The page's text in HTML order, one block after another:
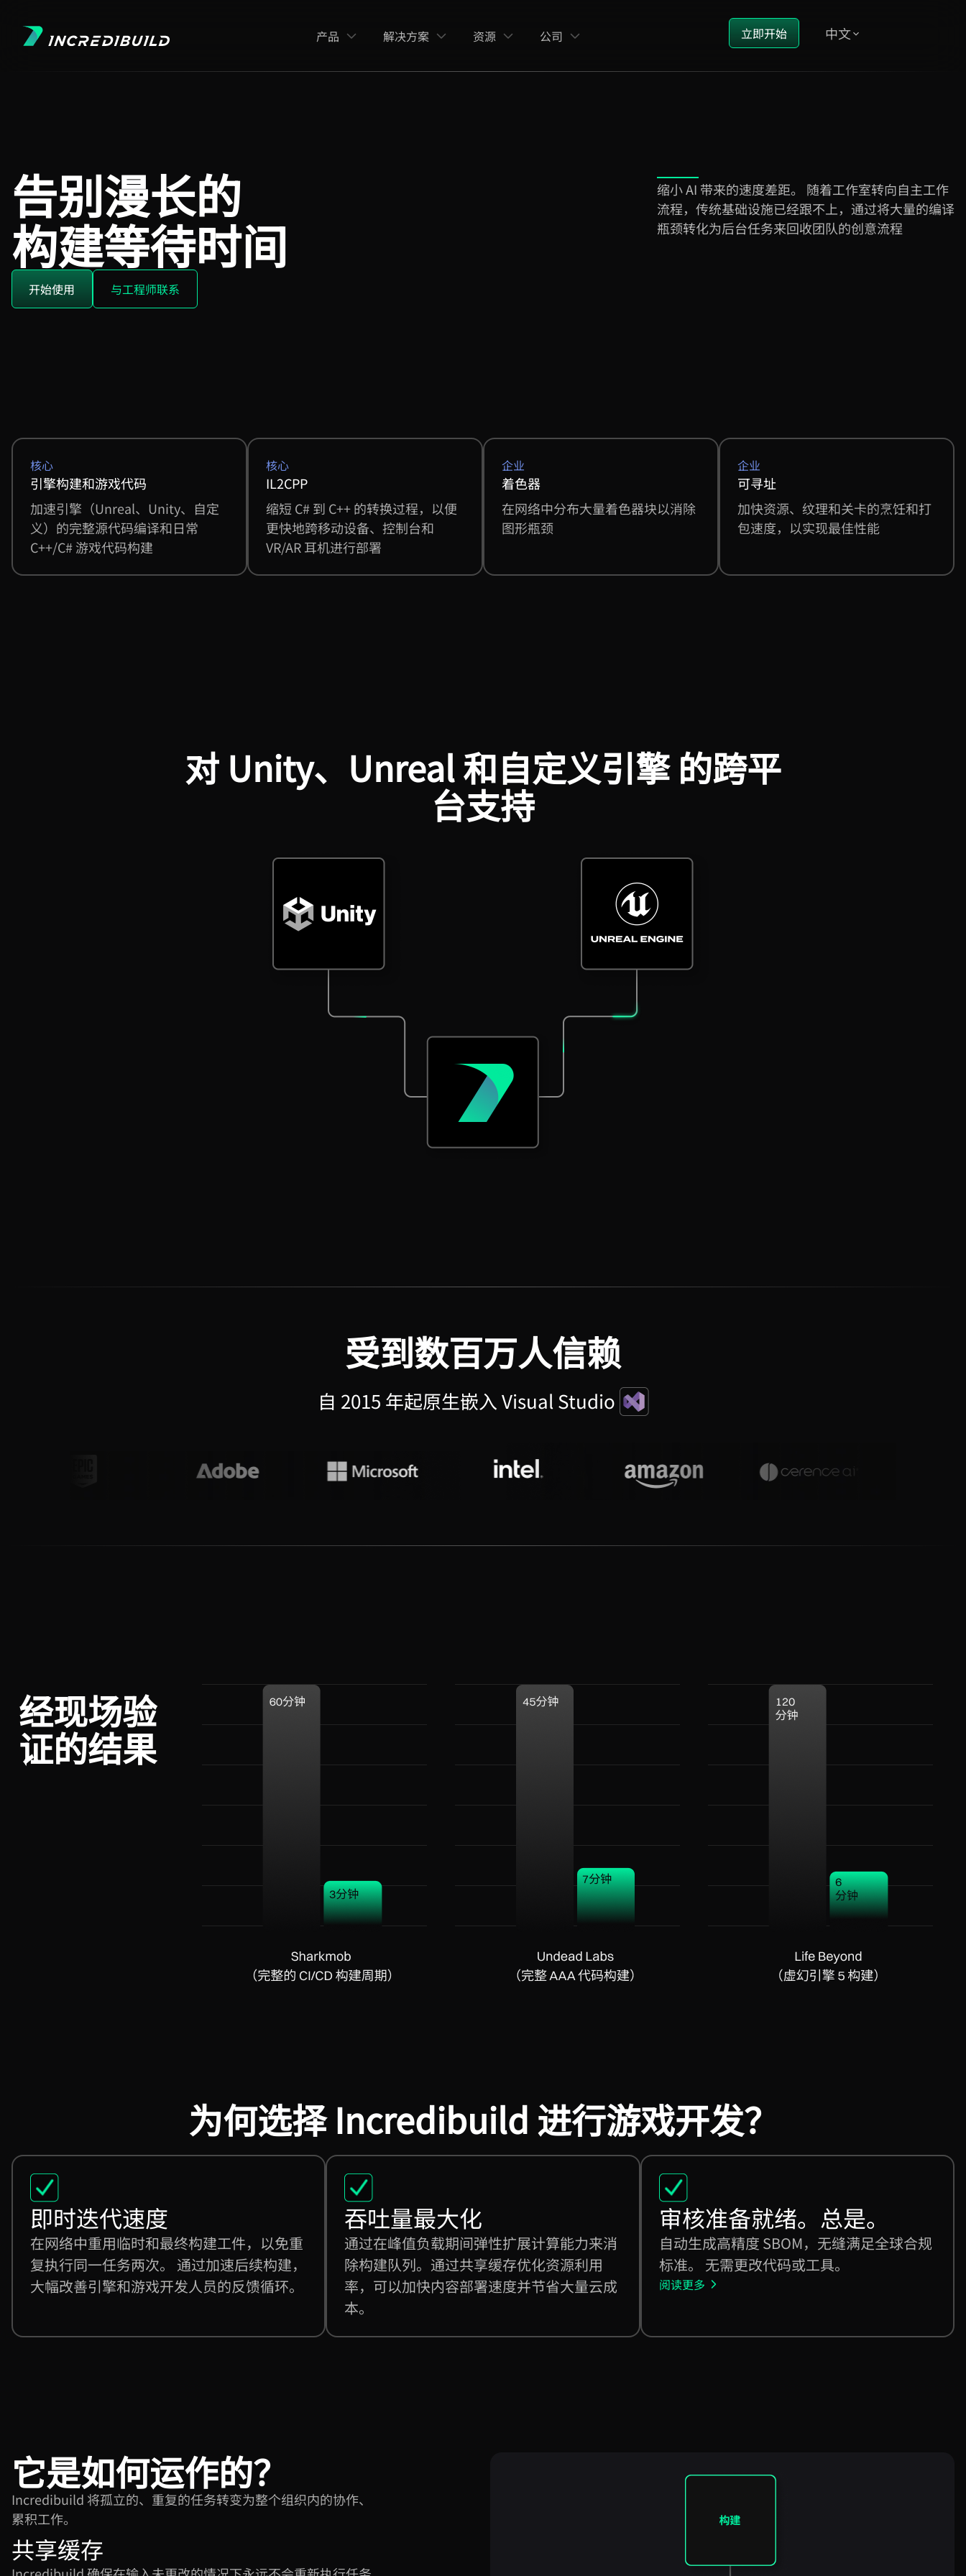
产品 解决方案 资源 公司 立即开始 中文
告别漫长的
构建等待时间
开始使用 与工程师联系
缩小 AI 带来的速度差距。 随着工作室转向自主工作
流程，传统基础设施已经跟不上，通过将大量的编译
瓶颈转化为后台任务来回收团队的创意流程
核心
引擎构建和游戏代码
加速引擎（Unreal、Unity、自定
义）的完整源代码编译和日常
C++/C# 游戏代码构建
核心
IL2CPP
缩短 C# 到 C++ 的转换过程，以便
更快地跨移动设备、控制台和
VR/AR 耳机进行部署
企业
着色器
在网络中分布大量着色器块以消除
图形瓶颈
企业
可寻址
加快资源、纹理和关卡的烹饪和打
包速度，以实现最佳性能
对 Unity、Unreal 和自定义引擎 的跨平
台支持
受到数百万人信赖
自 2015 年起原生嵌入 Visual Studio
经现场验
证的结果
为何选择 Incredibuild 进行游戏开发？
即时迭代速度
在网络中重用临时和最终构建工件，以免重
复执行同一任务两次。 通过加速后续构建，
大幅改善引擎和游戏开发人员的反馈循环。
吞吐量最大化
通过在峰值负载期间弹性扩展计算能力来消
除构建队列。通过共享缓存优化资源利用
率，可以加快内容部署速度并节省大量云成
本。
审核准备就绪。总是。
自动生成高精度 SBOM，无缝满足全球合规
标准。 无需更改代码或工具。
阅读更多
它是如何运作的？
Incredibuild 将孤立的、重复的任务转变为整个组织内的协作、
累积工作。
共享缓存